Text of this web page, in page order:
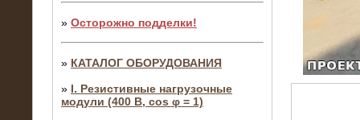
» Осторожно подделки!
» КАТАЛОГ ОБОРУДОВАНИЯ
» I. Резистивные нагрузочные
модули (400 В, cos φ = 1)